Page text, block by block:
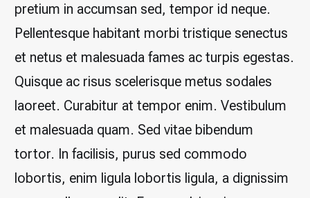
pretium in accumsan sed, tempor id neque.
Pellentesque habitant morbi tristique senectus
et netus et malesuada fames ac turpis egestas.
Quisque ac risus scelerisque metus sodales
laoreet. Curabitur at tempor enim. Vestibulum
et malesuada quam. Sed vitae bibendum
tortor. In facilisis, purus sed commodo
lobortis, enim ligula lobortis ligula, a dignissim